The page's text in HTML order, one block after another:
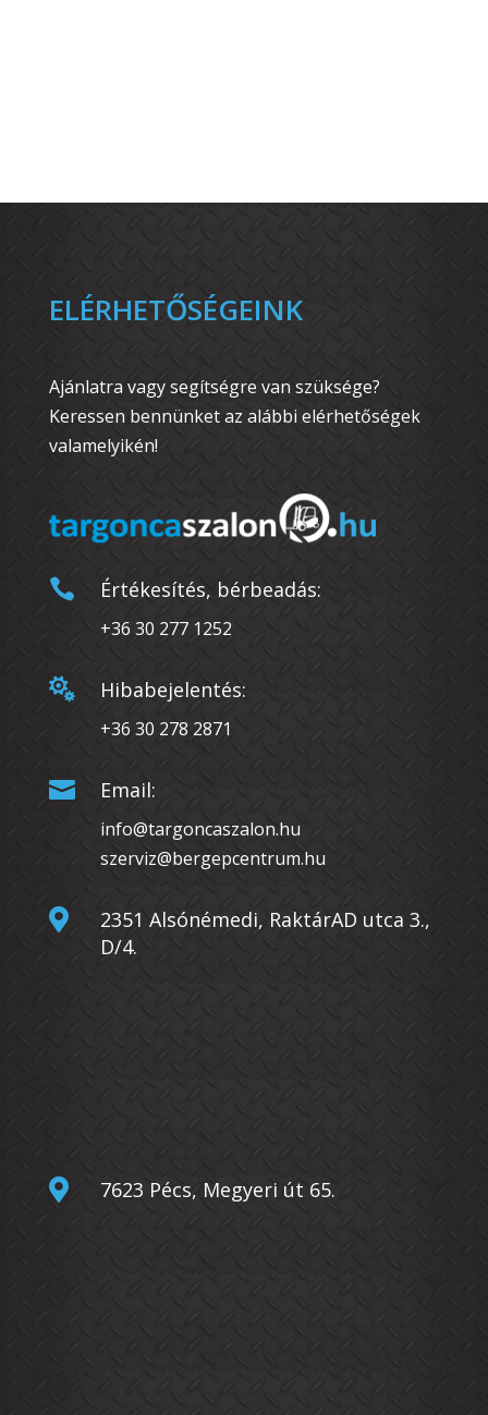
ELÉRHETŐSÉGEINK
Ajánlatra vagy segítségre van szüksége?
Keressen bennünket az alábbi elérhetőségek
valamelyikén!
 Értékesítés, bérbeadás:
+36 30 277 1252
 Hibabejelentés:
+36 30 278 2871
 Email:
info@targoncaszalon.hu
szerviz@bergepcentrum.hu

2351 Alsónémedi, RaktárAD utca 3.,
D/4.
 7623 Pécs, Megyeri út 65.